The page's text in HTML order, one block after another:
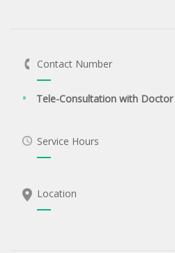
Contact Number
Tele-Consultation with Doctor
Service Hours
Location